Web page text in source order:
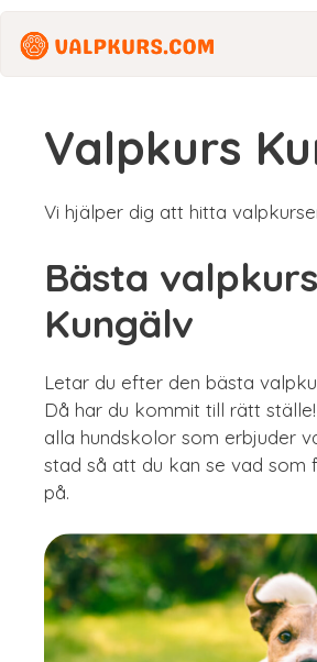
Hoppa
innehåll
Valpkurs
Vi hjälper dig att hitta
Bästa
Kungälv
Letar du efter den bästa
Då har du kommit till rätt
alla hundskolor som erbjuder
stad så att du kan se vad som
på.